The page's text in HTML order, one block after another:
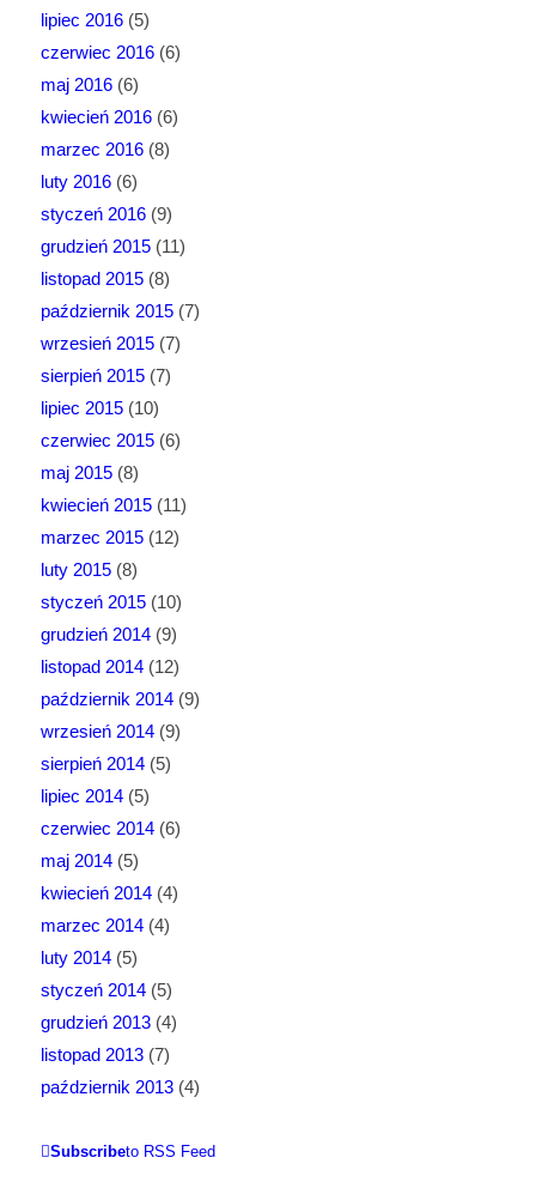
lipiec 2016(5)
czerwiec 2016(6)
maj 2016(6)
kwiecień 2016(6)
marzec 2016(8)
luty 2016(6)
styczeń 2016(9)
grudzień 2015(11)
listopad 2015(8)
październik 2015(7)
wrzesień 2015(7)
sierpień 2015(7)
lipiec 2015(10)
czerwiec 2015(6)
maj 2015(8)
kwiecień 2015(11)
marzec 2015(12)
luty 2015(8)
styczeń 2015(10)
grudzień 2014(9)
listopad 2014(12)
październik 2014(9)
wrzesień 2014(9)
sierpień 2014(5)
lipiec 2014(5)
czerwiec 2014(6)
maj 2014(5)
kwiecień 2014(4)
marzec 2014(4)
luty 2014(5)
styczeń 2014(5)
grudzień 2013(4)
listopad 2013(7)
październik 2013(4)
Subscribeto RSS Feed